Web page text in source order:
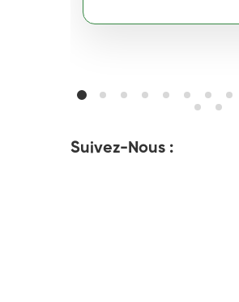
Suivez-Nous :